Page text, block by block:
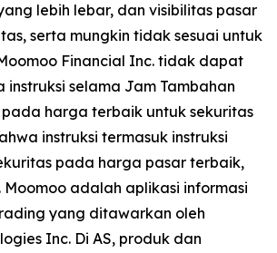
lebih lebar, dan visibilitas pasar
serta mungkin tidak sesuai untuk
Financial Inc. tidak dapat
instruksi selama Jam Tambahan
harga terbaik untuk sekuritas
instruksi termasuk instruksi
pada harga pasar terbaik,
Moomoo adalah aplikasi informasi
yang ditawarkan oleh
Inc. Di AS, produk dan